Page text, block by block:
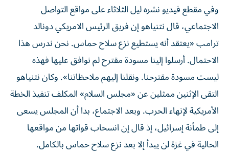
وفي مقطع فيديو نشره ليل الثلاثاء على مواقع التواصل
الاجتماعي، قال نتنياهو إن فريق الرئيس الامريكي دونالد
ترامب «يعتقد أنه يستطيع نزع سلاح حماس. نحن ندرس هذا
الاحتمال. أرسلوا إلينا مسودة مقترح لم نوافق عليها فهذه
ليست مسودة مقترحنا. ونقلنا إليهم ملاحظاتنا». وكان نتنياهو
التقى الإثنين ممثلين عن «مجلس السلام» المكلف تنفيذ الخطة
الأمريكية لإنهاء الحرب. وبعد الاجتماع، بدا أن المجلس يسعى
إلى طمأنة إسرائيل، إذ قال إن انسحاب قواتها من مواقعها
الحالية في غزة لن يبدأ إلا بعد نزع سلاح حماس بالكامل.